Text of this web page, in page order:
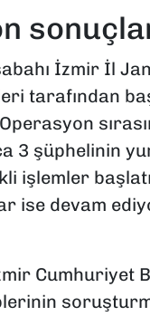
İzmir İl
tarafından
Operasyon
3 şüphelinin
işlemler
ise devam
Cumhuriyet